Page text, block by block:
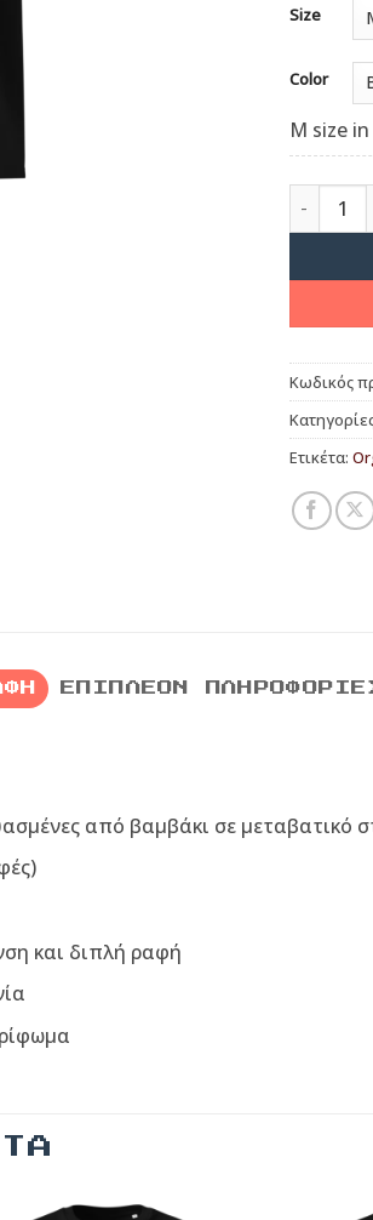
Size
Color
M size
The
Κωδικός
Ετικέτα:
ΕΠΙΠΛΈΟΝ
από βαμβάκι σε μεταβατικό
και διπλή ραφή